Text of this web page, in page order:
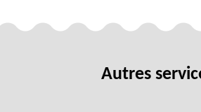
Autres